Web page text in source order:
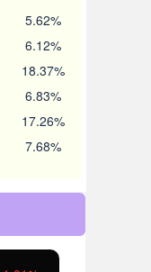
5.62%
6.12%
18.37%
6.83%
17.26%
7.68%